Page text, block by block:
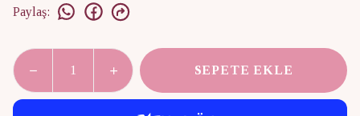
Paylaş:
SEPETE EKLE